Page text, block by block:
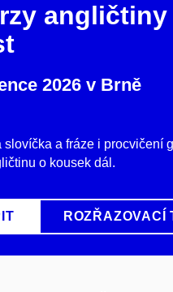
angličtiny
2026 v Brně
slovíčka a fráze i procvičení
o kousek dál.
ROZŘAZOVACÍ